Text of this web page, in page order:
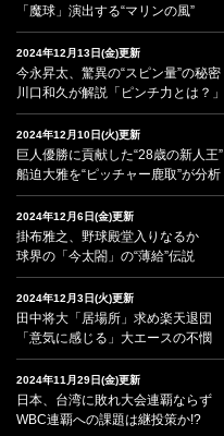
「魔球」演出する“マリンの風”
2024年12月13日(金)更新
今永昇太、驚異の“スピン量”の秘密
川口和久が解説「ピンチ力とは？」
2024年12月10日(火)更新
巨人優勝に貢献した“28歳の新人王”
船迫大雅を“ピッチャー鹿取”が分析
2024年12月6日(金)更新
掛布雅之、野球殿堂入りなるか
球界の「今太閤」の“薄給”伝説
2024年12月3日(火)更新
田中将大「居場所」求め楽天退団
「意気に感じる」大エースの不憫
2024年11月29日(金)更新
日本、台湾に敗れ大会連覇ならず
WBC連覇への課題は継投策か!?